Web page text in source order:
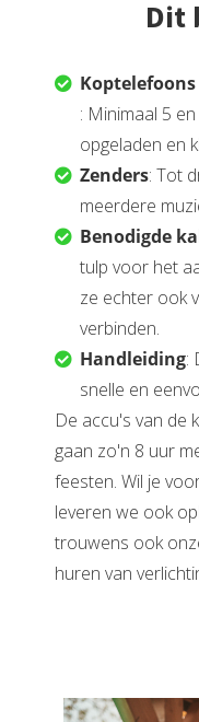
Dit
Koptelefoons
: Minimaal 5
opgeladen en
Zenders: Tot
meerdere
Benodigde
tulp voor het
ze echter ook
verbinden.
Handleiding:
snelle en
De accu's van de
gaan zo'n 8 uur
feesten. Wil je
leveren we ook
trouwens ook
huren van